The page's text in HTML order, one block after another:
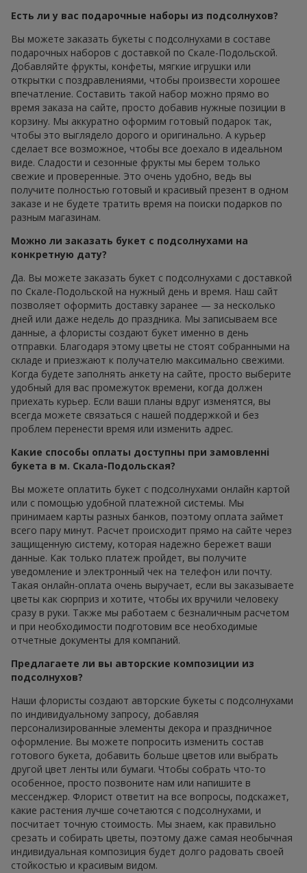
Есть ли у вас подарочные наборы из подсолнухов?
Вы можете заказать букеты с подсолнухами в составе
подарочных наборов с доставкой по Скале-Подольской.
Добавляйте фрукты, конфеты, мягкие игрушки или
открытки с поздравлениями, чтобы произвести хорошее
впечатление. Составить такой набор можно прямо во
время заказа на сайте, просто добавив нужные позиции в
корзину. Мы аккуратно оформим готовый подарок так,
чтобы это выглядело дорого и оригинально. А курьер
сделает все возможное, чтобы все доехало в идеальном
виде. Сладости и сезонные фрукты мы берем только
свежие и проверенные. Это очень удобно, ведь вы
получите полностью готовый и красивый презент в одном
заказе и не будете тратить время на поиски подарков по
разным магазинам.
Можно ли заказать букет с подсолнухами на
конкретную дату?
Да. Вы можете заказать букет с подсолнухами с доставкой
по Скале-Подольской на нужный день и время. Наш сайт
позволяет оформить доставку заранее — за несколько
дней или даже недель до праздника. Мы записываем все
данные, а флористы создают букет именно в день
отправки. Благодаря этому цветы не стоят собранными на
складе и приезжают к получателю максимально свежими.
Когда будете заполнять анкету на сайте, просто выберите
удобный для вас промежуток времени, когда должен
приехать курьер. Если ваши планы вдруг изменятся, вы
всегда можете связаться с нашей поддержкой и без
проблем перенести время или изменить адрес.
Какие способы оплаты доступны при замовленні
букета в м. Скала-Подольская?
Вы можете оплатить букет с подсолнухами онлайн картой
или с помощью удобной платежной системы. Мы
принимаем карты разных банков, поэтому оплата займет
всего пару минут. Расчет происходит прямо на сайте через
защищенную систему, которая надежно бережет ваши
данные. Как только платеж пройдет, вы получите
уведомление и электронный чек на телефон или почту.
Такая онлайн-оплата очень выручает, если вы заказываете
цветы как сюрприз и хотите, чтобы их вручили человеку
сразу в руки. Также мы работаем с безналичным расчетом
и при необходимости подготовим все необходимые
отчетные документы для компаний.
Предлагаете ли вы авторские композиции из
подсолнухов?
Наши флористы создают авторские букеты с подсолнухами
по индивидуальному запросу, добавляя
персонализированные элементы декора и праздничное
оформление. Вы можете попросить изменить состав
готового букета, добавить больше цветов или выбрать
другой цвет ленты или бумаги. Чтобы собрать что-то
особенное, просто позвоните нам или напишите в
мессенджер. Флорист ответит на все вопросы, подскажет,
какие растения лучше сочетаются с подсолнухами, и
посчитает точную стоимость. Мы знаем, как правильно
срезать и собирать цветы, поэтому даже самая необычная
индивидуальная композиция будет долго радовать своей
стойкостью и красивым видом.